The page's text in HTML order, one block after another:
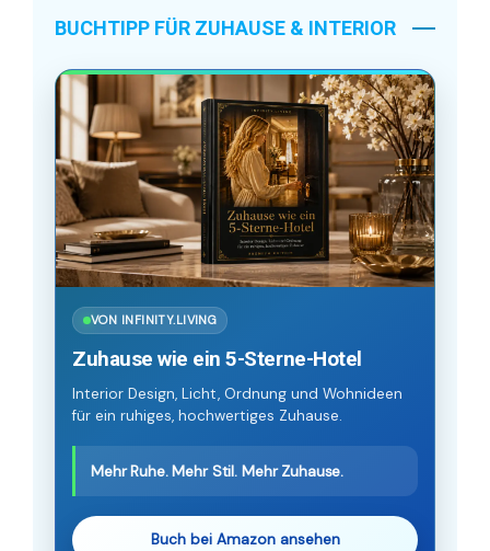
BUCHTIPP FÜR ZUHAUSE & INTERIOR
VON INFINITY.LIVING
Zuhause wie ein 5-Sterne-Hotel
Interior Design, Licht, Ordnung und Wohnideen
für ein ruhiges, hochwertiges Zuhause.
Mehr Ruhe. Mehr Stil. Mehr Zuhause.
Buch bei Amazon ansehen